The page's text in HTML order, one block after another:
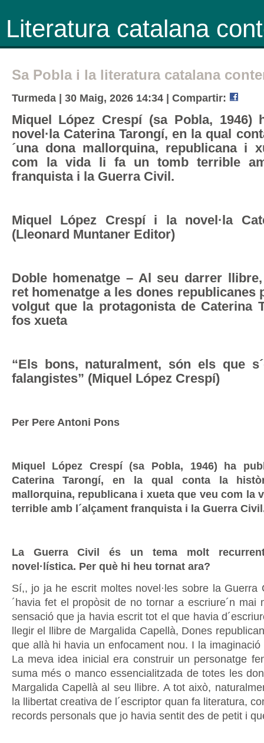
Literatura catalana
Sa Pobla i la literatura catalana
Turmeda | 30 Maig, 2026 14:34 | Compartir:
Miquel López Crespí (sa Pobla, 1946)
novel·la Caterina Tarongí, en la qual
´una dona mallorquina, republicana i
com la vida li fa un tomb terrible
franquista i la Guerra Civil.
Miquel López Crespí i la novel·la
(Lleonard Muntaner Editor)
Doble homenatge – Al seu darrer
ret homenatge a les dones republicanes
volgut que la protagonista de Caterina
fos xueta
“Els bons, naturalment, són els que
falangistes” (Miquel López Crespí)
Per Pere Antoni Pons
Miquel López Crespí (sa Pobla, 1946) ha
Caterina Tarongí, en la qual conta la
mallorquina, republicana i xueta que veu com la
terrible amb l´alçament franquista i la Guerra
La Guerra Civil és un tema molt
novel·lística. Per què hi heu tornat ara?
Sí,, jo ja he escrit moltes novel·les sobre la
´havia fet el propòsit de no tornar a escriure´n mai
sensació que ja havia escrit tot el que havia
llegir el llibre de Margalida Capellà, Dones
que allà hi havia un enfocament nou. I la imaginació
La meva idea inicial era construir un personatge
suma més o manco essencialitzada de totes les
Margalida Capellà al seu llibre. A tot això,
la llibertat creativa de l´escriptor quan fa literatura,
records personals que jo havia sentit des de petit i